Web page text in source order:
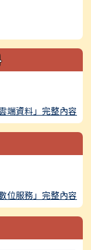
端資料」完整內容
位服務」完整內容